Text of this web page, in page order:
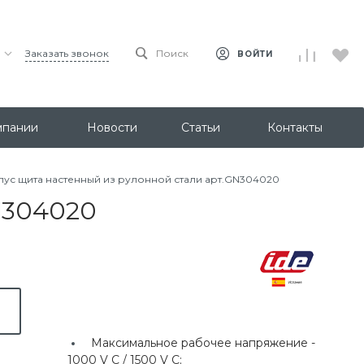
Заказать звонок Поиск ВОЙТИ
Новости Статьи Контакты
щита настенный из рулонной стали арт.GN304020
Максимальное рабочее напряжение -
1000 V C / 1500 V C;